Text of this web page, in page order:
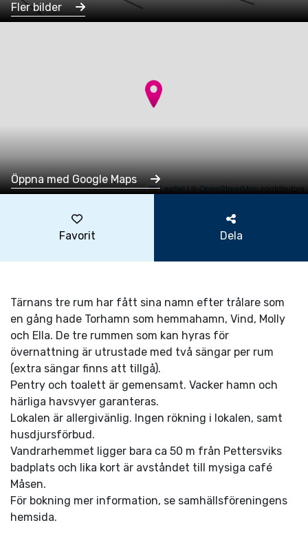
Fler bilder
Leaflet|©OpenStreetMapcontributors
Öppna med Google Maps
Favorit Dela
Tärnans tre rum har fått sina namn efter trålare som
en gång hade Torhamn som hemmahamn, Vind, Molly
och Ella. De tre rummen som kan hyras för
övernattning är utrustade med två sängar per rum
(extra sängar finns att tillgå).
Pentry och toalett är gemensamt. Vacker hamn och
härliga havsvyer garanteras.
Lokalen är allergivänlig. Ingen rökning i lokalen, samt
husdjursförbud.
Vandrarhemmet ligger bara ca 50 m från Pettersviks
badplats och lika kort är avståndet till mysiga café
Måsen.
För bokning mer information, se samhällsföreningens
hemsida.